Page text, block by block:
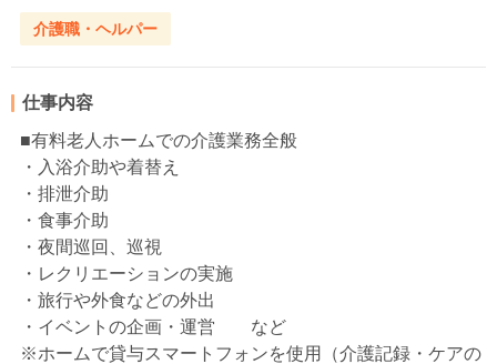
介護職・ヘルパー
仕事内容
■有料老人ホームでの介護業務全般
・入浴介助や着替え
・排泄介助
・食事介助
・夜間巡回、巡視
・レクリエーションの実施
・旅行や外食などの外出
・イベントの企画・運営 など
※ホームで貸与スマートフォンを使用（介護記録・ケアの